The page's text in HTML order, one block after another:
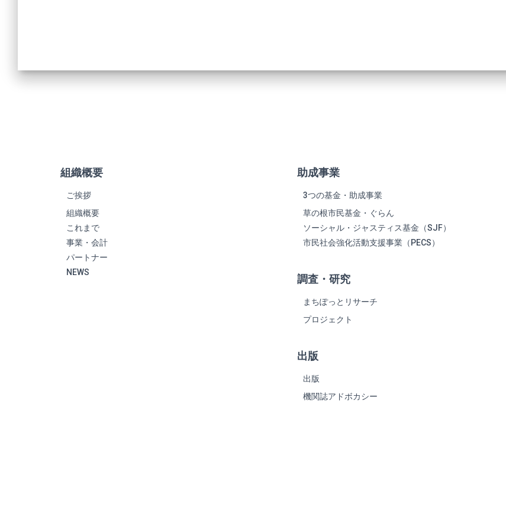
組織概要
ご挨拶
組織概要
これまで
事業・会計
パートナー
NEWS
助成事業
3つの基金・助成事業
草の根市民基金・ぐらん
ソーシャル・ジャスティス基金（SJF）
市民社会強化活動支援事業（PECS）
調査・研究
まちぽっとリサーチ
プロジェクト
出版
出版
機関誌アドボカシー